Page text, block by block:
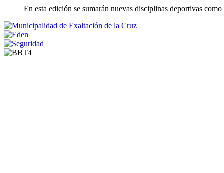
En esta edición se sumarán nuevas disciplinas deportivas